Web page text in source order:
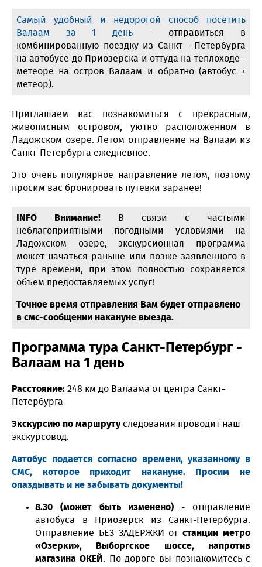
Самый удобный и недорогой способ посетить
Валаам за 1 день - отправиться в
комбинированную поездку из Санкт - Петербурга
на автобусе до Приозерска и оттуда на теплоходе -
метеоре на остров Валаам и обратно (автобус +
метеор).
Приглашаем вас познакомиться с прекрасным,
живописным островом, уютно расположенном в
Ладожском озере. Летом отправление на Валаам из
Санкт-Петербурга ежедневное.
Это очень популярное направление летом, поэтому
просим вас бронировать путевки заранее!
INFO Внимание!
В связи с частыми
неблагоприятными погодными условиями на
Ладожском озере, экскурсионная программа
может начаться раньше или позже заявленного в
туре времени, при этом полностью сохраняется
объем предоставляемых услуг!
Точное время отправления Вам будет отправлено
в смс-сообщении накануне выезда.
Программа тура Санкт-Петербург -
Валаам на 1 день
Расстояние: 248 км до Валаама от центра Санкт-
Петербурга
Экскурсию по маршрутуследования проводит наш
экскурсовод.
Автобус подается согласно времени, указанному в
СМС, которое приходит накануне. Просим не
опаздывать и не забывать документы!
8.30 (может быть изменено) - отправление
автобуса в Приозерск из Санкт-Петербурга.
Отправление БЕЗ ЗАДЕРЖКИ отстанции метро
«Озерки», Выборгcкое шоссе, напротив
магазина OKЕЙ . По дороге вы познакомитесь с